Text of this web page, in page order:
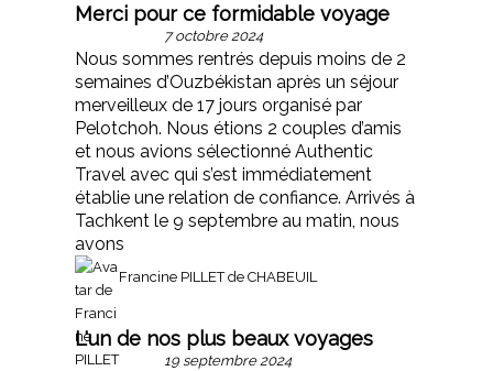
Merci pour ce formidable voyage
7 octobre 2024
Nous sommes rentrés depuis moins de 2
semaines d’Ouzbékistan après un séjour
merveilleux de 17 jours organisé par
Pelotchoh. Nous étions 2 couples d’amis
et nous avions sélectionné Authentic
Travel avec qui s’est immédiatement
établie une relation de confiance. Arrivés à
Tachkent le 9 septembre au matin, nous
avons
Francine PILLET de CHABEUIL
L'un de nos plus beaux voyages
19 septembre 2024